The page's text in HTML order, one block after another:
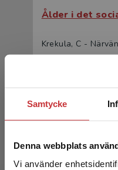
Samtycke
Denna webbplats
Vi använder
Ålder i det
Krekula, C -